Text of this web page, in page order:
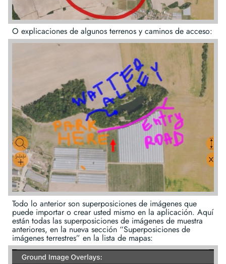
O explicaciones de algunos terrenos y caminos de acceso:
Todo lo anterior son superposiciones de imágenes que
puede importar o crear usted mismo en la aplicación. Aquí
están todas las superposiciones de imágenes de muestra
anteriores, en la nueva sección “Superposiciones de
imágenes terrestres” en la lista de mapas: